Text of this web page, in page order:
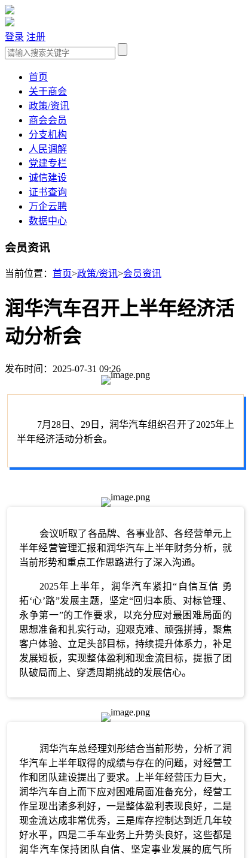
登录 注册
首页
关于商会
政策/资讯
商会会员
分支机构
人民调解
党建专栏
诚信建设
证书查询
万企云聘
数据中心
会员资讯
当前位置： 首页>政策/资讯>会员资讯
润华汽车召开上半年经济活
动分析会
发布时间：2025-07-31 09:26
7月28日、29日，润华汽车组织召开了2025年上
半年经济活动分析会。
会议听取了各品牌、各事业部、各经营单元上
半年经营管理汇报和润华汽车上半年财务分析，就
当前形势和重点工作思路进行了深入沟通。
2025年上半年，润华汽车紧扣“自信互信 勇
拓‘心’路”发展主题，坚定“回归本质、对标管理、
永争第一”的工作要求，以充分应对最困难局面的
思想准备和扎实行动，迎艰克难、顽强拼搏，聚焦
客户体验、立足头部目标，持续提升体系力，补足
发展短板，实现整体盈利和现金流目标，提振了团
队破局而上、穿透周期挑战的发展信心。
润华汽车总经理刘彤结合当前形势，分析了润
华汽车上半年取得的成绩与存在的问题，对经营工
作和团队建设提出了要求。上半年经营压力巨大，
润华汽车自上而下应对困难局面准备充分，经营工
作呈现出诸多利好，一是整体盈利表现良好，二是
现金流达成非常优秀，三是库存控制达到近几年较
好水平，四是二手车业务上升势头良好，这些都是
润华汽车保持团队自信、坚定事业发展的底气所